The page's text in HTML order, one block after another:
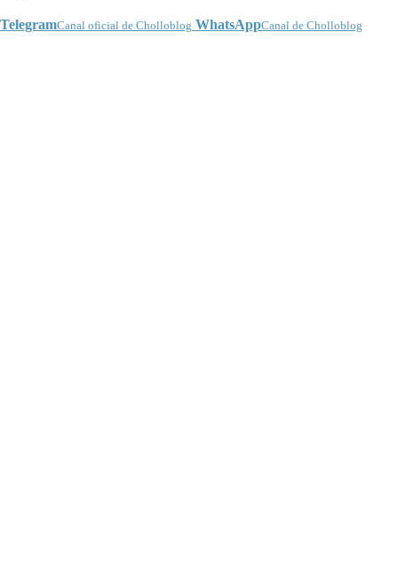
TelegramCanal oficial de Cholloblog WhatsAppCanal de Cholloblog